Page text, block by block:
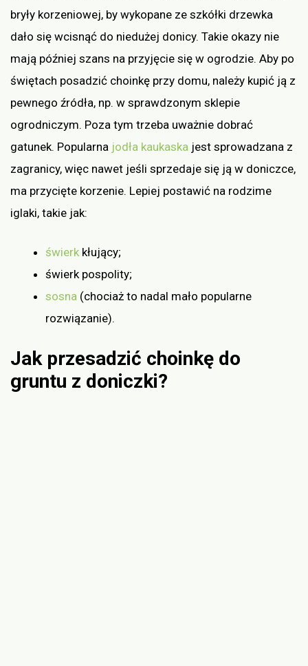
bryły korzeniowej, by wykopane ze szkółki drzewka
dało się wcisnąć do niedużej donicy. Takie okazy nie
mają później szans na przyjęcie się w ogrodzie. Aby po
świętach posadzić choinkę przy domu, należy kupić ją z
pewnego źródła, np. w sprawdzonym sklepie
ogrodniczym. Poza tym trzeba uważnie dobrać
gatunek. Popularna jodła kaukaska jest sprowadzana z
zagranicy, więc nawet jeśli sprzedaje się ją w doniczce,
ma przycięte korzenie. Lepiej postawić na rodzime
iglaki, takie jak:
świerk kłujący;
świerk pospolity;
sosna (chociaż to nadal mało popularne
rozwiązanie).
Jak przesadzić choinkę do
gruntu z doniczki?